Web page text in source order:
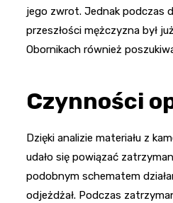
jego zwrot. Jednak podczas
przeszłości mężczyzna był
Obornikach również
Czynności
Dzięki analizie materiału z
udało się powiązać
podobnym schematem
odjeżdżał. Podczas